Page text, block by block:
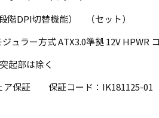
階DPI切替機能） （セット）
ラー方式 ATX3.0準拠 12V HPWR
部は除く
ア保証 保証コード：IK181125-01